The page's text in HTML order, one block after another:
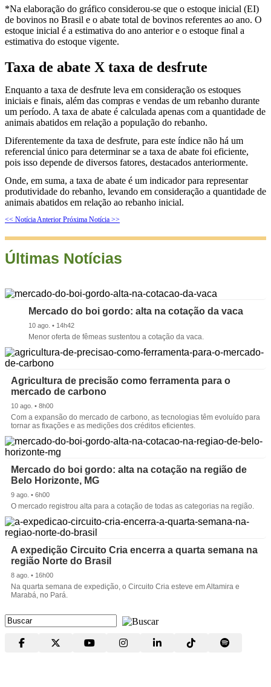
*Na elaboração do gráfico considerou-se que o estoque inicial (EI)
de bovinos no Brasil e o abate total de bovinos referentes ao ano. O
estoque inicial é a estimativa do ano anterior e o estoque final a
estimativa do estoque vigente.
Taxa de abate X taxa de desfrute
Enquanto a taxa de desfrute leva em consideração os estoques
iniciais e finais, além das compras e vendas de um rebanho durante
um período. A taxa de abate é calculada apenas com a quantidade de
animais abatidos em relação a população do rebanho.
Diferentemente da taxa de desfrute, para este índice não há um
referencial único para determinar se a taxa de abate foi eficiente,
pois isso depende de diversos fatores, destacados anteriormente.
Onde, em suma, a taxa de abate é um indicador para representar
produtividade do rebanho, levando em consideração a quantidade de
animais abatidos em relação ao rebanho inicial.
<< Notícia Anterior Próxima Notícia >>
Últimas Notícias
Mercado do boi gordo: alta na cotação da vaca
10 ago. • 14h42
Menor oferta de fêmeas sustentou a cotação da vaca.
Agricultura de precisão como ferramenta para o
mercado de carbono
10 ago. • 8h00
Com a expansão do mercado de carbono, as tecnologias têm evoluído para
tornar as fixações e as medições dos créditos eficientes.
Mercado do boi gordo: alta na cotação na região de
Belo Horizonte, MG
9 ago. • 6h00
O mercado registrou alta para a cotação de todas as categorias na região.
A expedição Circuito Cria encerra a quarta semana na
região Norte do Brasil
8 ago. • 16h00
Na quarta semana de expedição, o Circuito Cria esteve em Altamira e
Marabá, no Pará.